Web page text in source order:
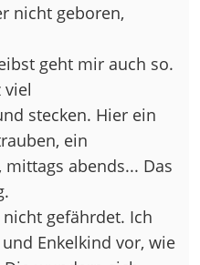
nicht geboren,
geht mir auch so.
viel
stecken. Hier ein
ein
abends... Das
gefährdet. Ich
Enkelkind vor, wie